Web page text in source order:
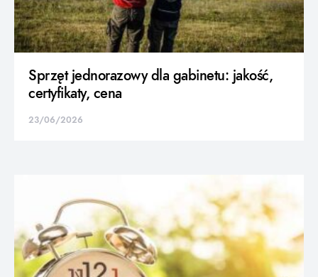
Sprzęt jednorazowy dla gabinetu: jakość,
certyfikaty, cena
23/06/2026